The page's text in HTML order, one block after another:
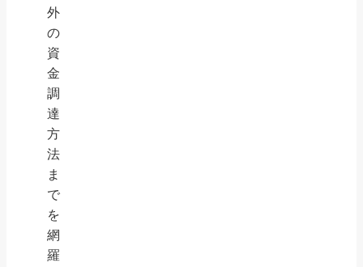
外
の
資
金
調
達
方
法
ま
で
を
網
羅